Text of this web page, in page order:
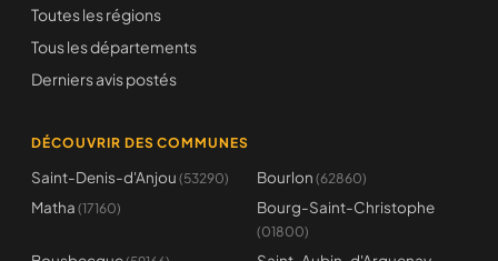
Toutes les régions
Tous les départements
Derniers avis postés
DÉCOUVRIR DES COMMUNES
Saint-Denis-d'Anjou (53290) Bourlon (62860)
Matha (17160) Bourg-Saint-Christophe
(01800)